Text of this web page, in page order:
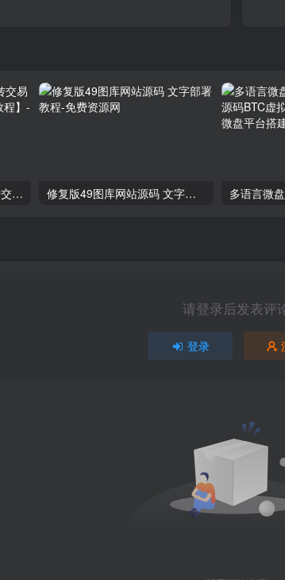
2024最新鲨鱼台源码，转转交易猫闲鱼后台搭建教程【源码 教程】 修复版49图库网站源码 文字部署教程
请登录后发表评
登录